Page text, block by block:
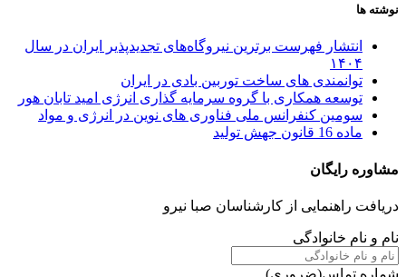
نوشته ها
انتشار فهرست برترین نیروگاه‌های تجدیدپذیر ایران در سال
۱۴۰۴
توانمندی های ساخت توربین بادی در ایران
توسعه همکاری با گروه سرمایه گذاری انرژی امید تابان هور
سومین کنفرانس ملی فناوری های نوین در انرژی و مواد
ماده 16 قانون جهش تولید
مشاوره رایگان
دریافت راهنمایی از کارشناسان صبا نیرو
نام و نام خانوادگی
شماره تماس(ضروری)